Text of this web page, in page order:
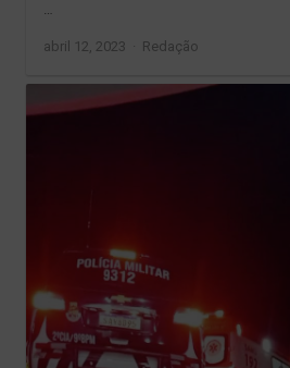
…
abril 12, 2023 Author
Redação